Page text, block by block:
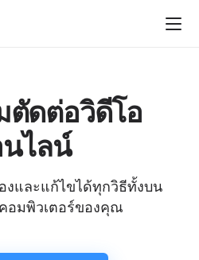
ตัดต่อวิดีโอ
ไลน์
งและแก้ไขได้ทุกวิธีทั้งบน
อมพิวเตอร์ของคุณ